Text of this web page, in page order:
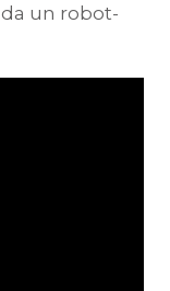
da un robot-